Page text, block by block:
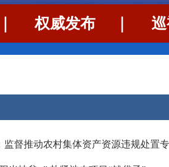
权威发布
监督推动农村集体资产资源违规处置